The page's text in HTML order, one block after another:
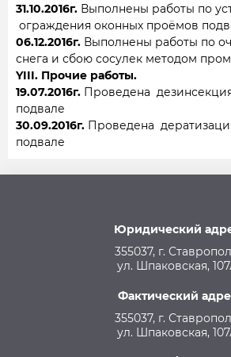
31.10.2016г. Выполнены работы по
ограждения оконных проёмов
06.12.2016г. Выполнены работы по
снега и сбою сосулек методом
YIII. Прочие работы.
19.07.2016г. Проведена
подвале
30.09.2016г. Проведена
подвале
Юридический
355037, г.
ул. Шпаковская,
Фактический
355037, г.
ул. Шпаковская,